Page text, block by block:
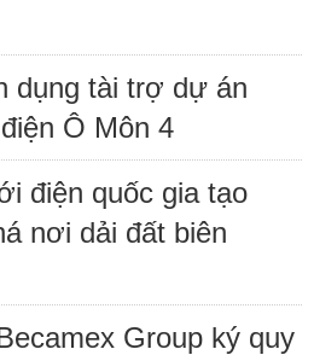
dụng tài trợ dự án
Ô Môn 4
điện quốc gia tạo
nơi dải đất biên
Group ký quy